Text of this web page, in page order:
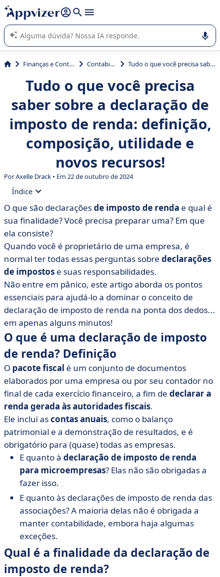
de nossa IA (várias linhas com
A IA do Appvizer o orienta no uso ou na seleção de software
SaaS para sua empresa.
Finanças e Contabilidade Contabilidade Tudo o que você precisa saber sobre a declaração de imposto de renda: definição, composição, utilidade e novos recursos!
Tudo o que você precisa
saber sobre a declaração de
imposto de renda: definição,
composição, utilidade e
novos recursos!
Por Axelle Drack • Em 22 de outubro de 2024
Índice
• O que é uma declaração de imposto de renda?
Definição
• Qual é a finalidade da declaração de imposto de
renda?
• Composição da declaração de imposto de renda
• Declarações de imposto de renda: o que há de novo
em 2021
• Como você preenche sua declaração de imposto de
renda?
O que são declaraçõesde imposto de renda e qual é
sua finalidade? Você precisa preparar uma? Em que
ela consiste?
Quando você é proprietário de uma empresa, é
normal ter todas essas perguntas sobre declarações
de impostos e suas responsabilidades.
Não entre em pânico, este artigo aborda os pontos
essenciais para ajudá-lo a dominar o conceito de
declaração de imposto de renda na ponta dos dedos...
em apenas alguns minutos!
O que é uma declaração de imposto
de renda? Definição
O pacote fiscal é um conjunto de documentos
elaborados por uma empresa ou por seu contador no
final de cada exercício financeiro, a fim de declarar a
renda gerada às autoridades fiscais.
Ele inclui ascontas anuais, como o balanço
patrimonial e a demonstração de resultados, e é
obrigatório para (quase) todas as empresas.
E quanto à declaração de imposto de renda
para microempresas? Elas não são obrigadas a
fazer isso.
E quanto às declarações de imposto de renda das
associações? A maioria delas não é obrigada a
manter contabilidade, embora haja algumas
exceções.
Qual é a finalidade da declaração de
imposto de renda?